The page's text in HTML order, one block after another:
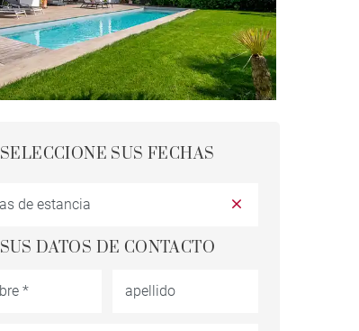
SELECCIONE SUS FECHAS
SUS DATOS DE CONTACTO